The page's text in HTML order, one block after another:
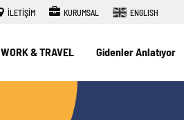
İLETİŞİM KURUMSAL ENGLISH
WORK & TRAVEL Gidenler Anlatıyor